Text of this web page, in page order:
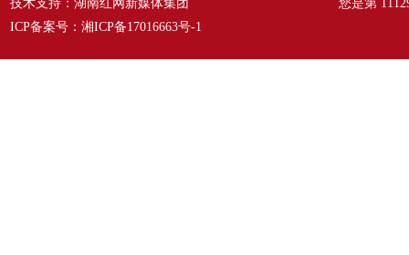
技术支持：湖南红网新媒体集团
ICP备案号： 湘ICP备17016663号-1
您是第